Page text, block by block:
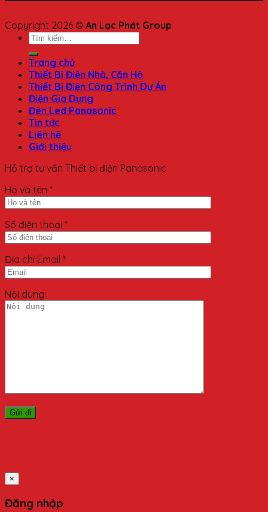
Copyright 2026 © An Lạc Phát Group
Trang chủ
Thiết Bị Điện Nhà, Căn Hộ
Thiết Bị Điện Công Trình Dự Án
Điện Gia Dụng
Đèn Led Panasonic
Tin tức
Liên hệ
Giới thiệu
Hỗ trợ tư vấn Thiết bị điện Panasonic
Họ và tên *
Số điện thoại *
Địa chỉ Email *
Nội dung:
×
Đăng nhập